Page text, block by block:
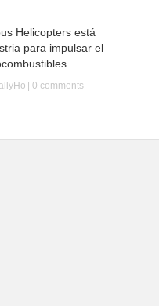
Helicopters está
para impulsar el
...
0 comments